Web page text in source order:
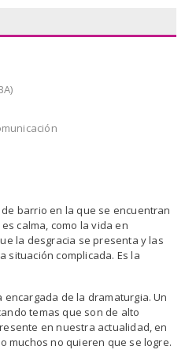
barrio en la que se encuentran
calma, como la vida en
la desgracia se presenta y las
situación complicada. Es la
encargada de la dramaturgia. Un
temas que son de alto
en nuestra actualidad, en
muchos no quieren que se logre.